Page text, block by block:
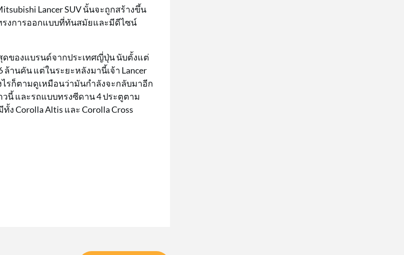
Lancer SUV นั้นจะถูกสร้างขึ้น
รงการออกแบบที่ทันสมัยและมีดีไซน์
ดของแบรนด์จากประเทศญี่ปุ่น นับตั้งแต่
านคัน แต่ในระยะหลังมานี้เจ้า Lancer
รก็ตามดูเหมือนว่ามันกำลังจะกลับมาอีก
วนี้ และรถแบบทรงซีดาน 4 ประตูตาม
Corolla Altis และ Corolla Cross